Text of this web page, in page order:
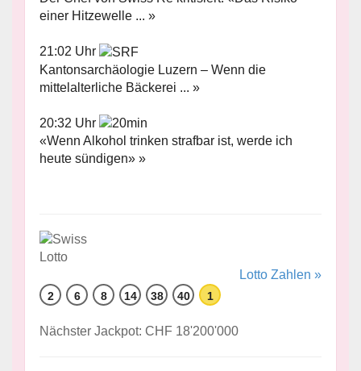
einer Hitzewelle ... »
21:02 Uhr
Kantonsarchäologie Luzern – Wenn die
mittelalterliche Bäckerei ... »
20:32 Uhr
«Wenn Alkohol trinken strafbar ist, werde ich
heute sündigen» »
Lotto Zahlen »
2 6 8 14 38 40 1
Nächster Jackpot: CHF 18'200'000